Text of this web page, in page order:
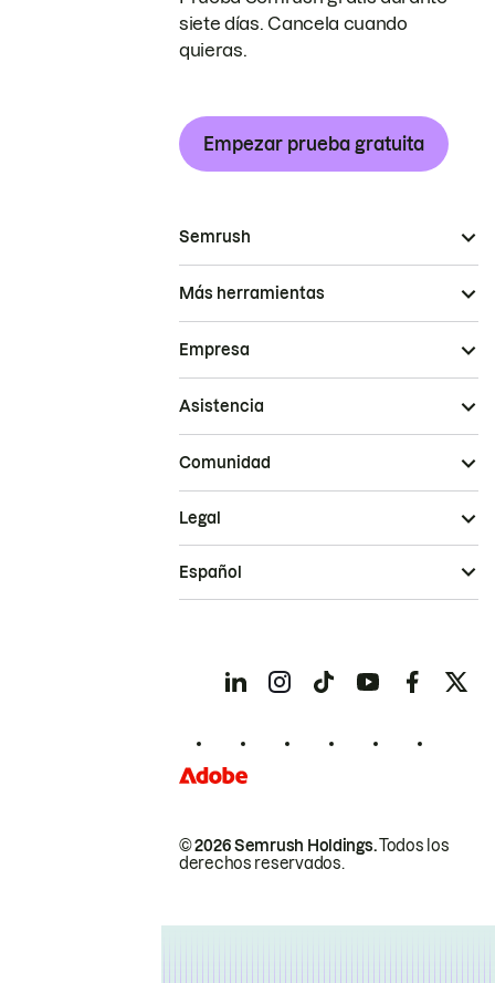
siete días. Cancela cuando
quieras.
Empezar prueba gratuita
Semrush
Más herramientas
Empresa
Asistencia
Comunidad
© 2026 Semrush Holdings.Todos los
derechos reservados.
Legal
Español